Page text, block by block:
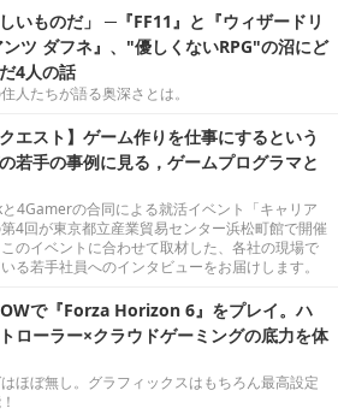
しいものだ」 ─『FF11』と『ウィザードリ
ンツ ダフネ』、"優しくないRPG"の沼にど
4人の話
人たちが語る奥深さとは。
クエスト】ゲーム作りを仕事にするという
若手の事例に見る，ゲームプログラマと
4Gamerの合同による就活イベント「キャリア
4回が東京都立産業貿易センター浜松町館で開催
のイベントに合わせて取材した、各社の現場で
る若手社員へのインタビューをお届けします。
で『Forza Horizon 6』をプレイ。ハ
ローラー×クラウドゲーミングの底力を体
ほぼ無し。グラフィックスはもちろん最高設定